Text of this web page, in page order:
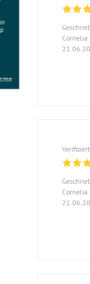
Cornelia
Cornelia